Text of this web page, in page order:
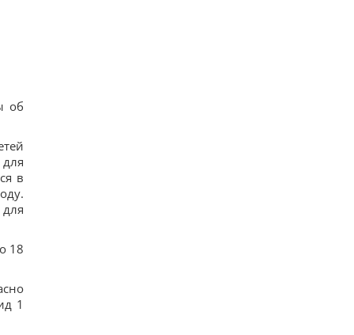
об
в
18
1